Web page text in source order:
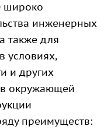
широко
инженерных
также для
условиях,
и других
окружающей
преимуществ: